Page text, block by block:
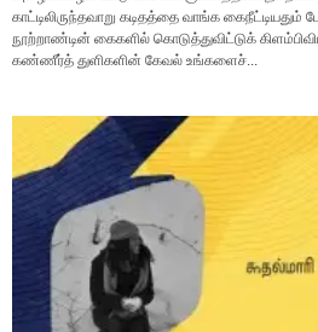
காட்டிலிருந்தவாறு கடிதத்தை வாங்க
நூற்றாண்டின் கைகளில் கொடுத்துவிட்டுக்
கண்ணீர்த் துளிகளின் கேவல் உங்களைச்...